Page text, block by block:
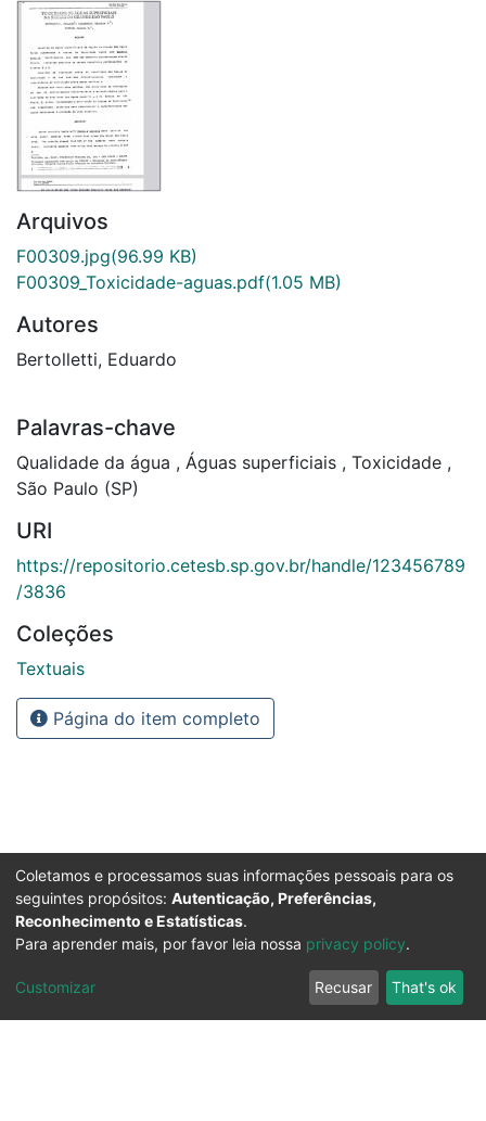
Doações/Aquisições
Fale Conosco
Arquivos
F00309.jpg(96.99 KB)
F00309_Toxicidade-aguas.pdf(1.05 MB)
Autores
Bertolletti, Eduardo
Palavras-chave
Qualidade da água , Águas superficiais , Toxicidade ,
São Paulo (SP)
URI
https://repositorio.cetesb.sp.gov.br/handle/123456789
/3836
Coleções
Textuais
Página do item completo
Coletamos e processamos suas informações pessoais para os
seguintes propósitos: Autenticação, Preferências,
Reconhecimento e Estatísticas.
Para aprender mais, por favor leia nossa privacy policy.
Customizar Recusar That's ok